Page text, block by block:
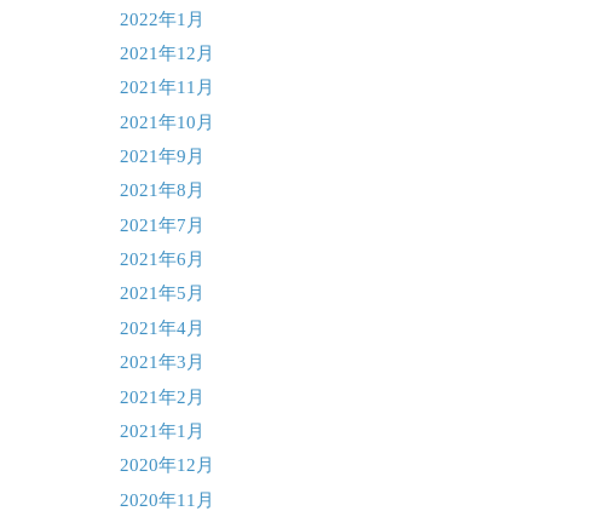
2022年1月
2021年12月
2021年11月
2021年10月
2021年9月
2021年8月
2021年7月
2021年6月
2021年5月
2021年4月
2021年3月
2021年2月
2021年1月
2020年12月
2020年11月